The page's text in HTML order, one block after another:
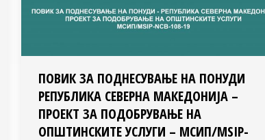
ПОВИК ЗА ПОДНЕСУВАЊЕ НА ПОНУДИ
РЕПУБЛИКА СЕВЕРНА МАКЕДОНИЈА –
ПРОЕКТ ЗА ПОДОБРУВАЊЕ НА
ОПШТИНСКИТЕ УСЛУГИ – МСИП/MSIP-